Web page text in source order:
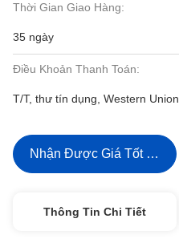
Thời Gian Giao Hàng:
35 ngày
Điều Khoản Thanh Toán:
T/T, thư tín dụng, Western Union
Nhận Được Giá Tốt Nhất
Thông Tin Chi Tiết